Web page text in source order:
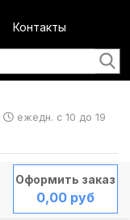
Контакты
ежедн. с 10 до 19
Оформить заказ
0,00 руб